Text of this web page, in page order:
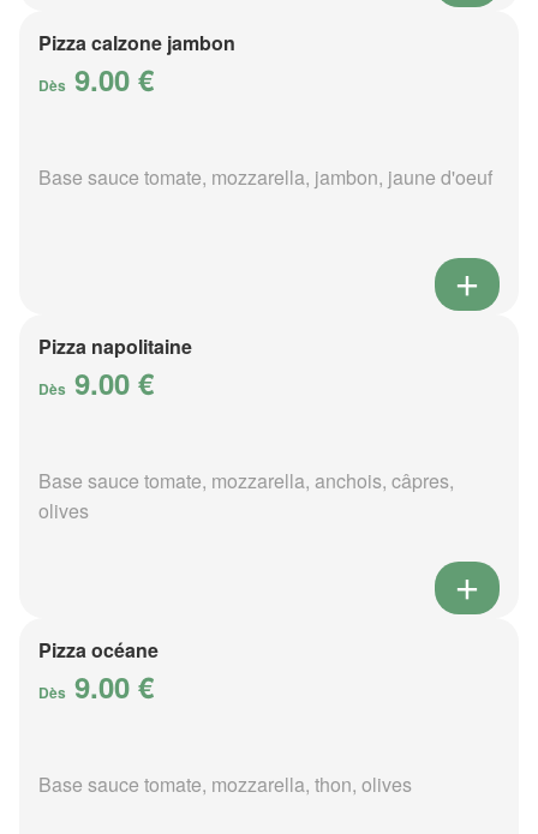
Pizza calzone jambon
Dès 9.00 €
Base sauce tomate, mozzarella, jambon, jaune d'oeuf
Pizza napolitaine
Dès 9.00 €
Base sauce tomate, mozzarella, anchois, câpres,
olives
Pizza océane
Dès 9.00 €
Base sauce tomate, mozzarella, thon, olives